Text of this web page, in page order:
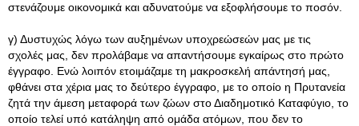
στενάζουμε οικονομικά και αδυνατούμε να εξοφλήσουμε το ποσόν.
γ) Δυστυχώς λόγω των αυξημένων υποχρεώσεών μας με τις
σχολές μας, δεν προλάβαμε να απαντήσουμε εγκαίρως στο πρώτο
έγγραφο. Ενώ λοιπόν ετοιμάζαμε τη μακροσκελή απάντησή μας,
φθάνει στα χέρια μας το δεύτερο έγγραφο, με το οποίο η Πρυτανεία
ζητά την άμεση μεταφορά των ζώων στο Διαδημοτικό Καταφύγιο, το
οποίο τελεί υπό κατάληψη από ομάδα ατόμων, που δεν το